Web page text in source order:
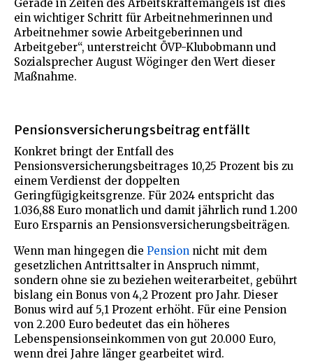
Gerade in Zeiten des Arbeitskräftemangels ist dies
ein wichtiger Schritt für Arbeitnehmerinnen und
Arbeitnehmer sowie Arbeitgeberinnen und
Arbeitgeber“, unterstreicht ÖVP-Klubobmann und
Sozialsprecher August Wöginger den Wert dieser
Maßnahme.
Pensionsversicherungsbeitrag entfällt
Konkret bringt der Entfall des
Pensionsversicherungsbeitrages 10,25 Prozent bis zu
einem Verdienst der doppelten
Geringfügigkeitsgrenze. Für 2024 entspricht das
1.036,88 Euro monatlich und damit jährlich rund 1.200
Euro Ersparnis an Pensionsversicherungsbeiträgen.
Wenn man hingegen die Pension nicht mit dem
gesetzlichen Antrittsalter in Anspruch nimmt,
sondern ohne sie zu beziehen weiterarbeitet, gebührt
bislang ein Bonus von 4,2 Prozent pro Jahr. Dieser
Bonus wird auf 5,1 Prozent erhöht. Für eine Pension
von 2.200 Euro bedeutet das ein höheres
Lebenspensionseinkommen von gut 20.000 Euro,
wenn drei Jahre länger gearbeitet wird.